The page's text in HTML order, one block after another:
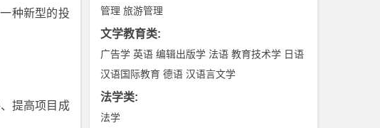
种新型的投
提高项目成
管理 旅游管理
文学教育类:
广告学 英语 编辑出版学 法语 教育技术学 日语
汉语国际教育 德语 汉语言文学
法学类:
法学